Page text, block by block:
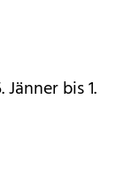
bis 1.